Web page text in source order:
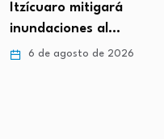
Itzícuaro mitigará
inundaciones al…
6 de agosto de 2026